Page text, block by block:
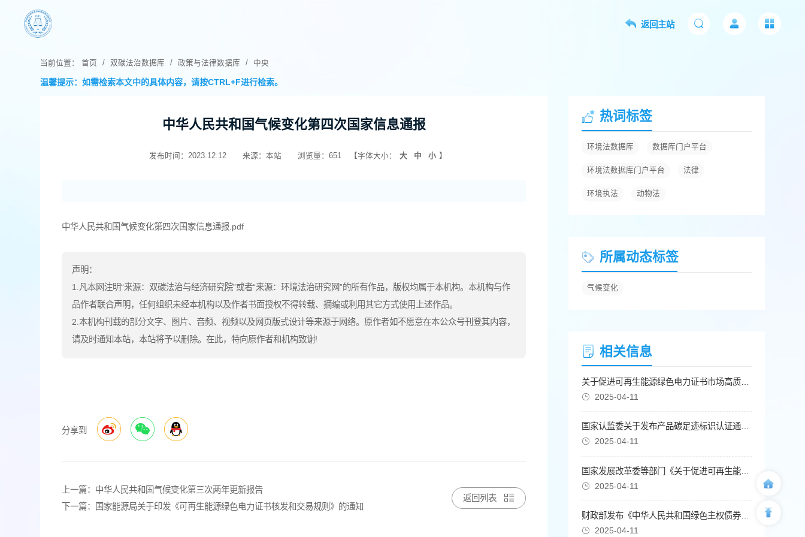
返回主站
当前位置：首页 / 双碳法治数据库 / 政策与法律数据库 / 中央
温馨提示：如需检索本文中的具体内容，请按CTRL+F进行检索。
中华人民共和国气候变化第四次国家信息通报
发布时间：2023.12.12 来源：本站 浏览量：651 【字体大小： 大 中 小 】
中华人民共和国气候变化第四次国家信息通报.pdf
声明：
1.凡本网注明“来源：双碳法治与经济研究院”或者“来源：环境法治研究网”的所有作品，版权均属于本机构。本机构与作
品作者联合声明，任何组织未经本机构以及作者书面授权不得转载、摘编或利用其它方式使用上述作品。
2.本机构刊载的部分文字、图片、音频、视频以及网页版式设计等来源于网络。原作者如不愿意在本公众号刊登其内容，
请及时通知本站，本站将予以删除。在此，特向原作者和机构致谢!
分享到
上一篇： 中华人民共和国气候变化第三次两年更新报告
下一篇：
国家能源局关于印发《可再生能源绿色电力证书核发和交易规则》的通知
返回列表
热词标签
环境法数据库 数据库门户平台
环境法数据库门户平台 法律
环境执法 动物法
所属动态标签
气候变化
相关信息
关于促进可再生能源绿色电力证书市场高质量发展的意见
2025-04-11
国家认监委关于发布产品碳足迹标识认证通用实施规则(试行)的公告
2025-04-11
国家发展改革委等部门《关于促进可再生能源绿色电力证书市场高质量发展的意见》
2025-04-11
财政部发布《中华人民共和国绿色主权债券框架》
2025-04-11